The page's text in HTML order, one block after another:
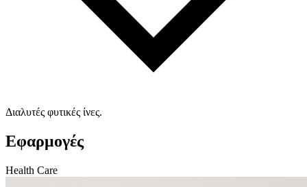
Διαλυτές φυτικές ίνες.
Εφαρμογές
Health Care